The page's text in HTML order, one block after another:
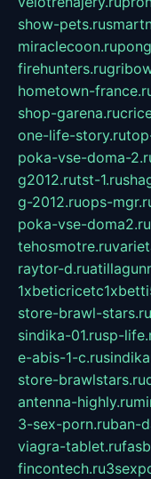
show-pets.ru
miraclecoon.ru
firehunters.ru
hometown-
shop-garena.ru
one-life-story.ru
poka-vse-doma-
g2012.rutst-1.ru
g-2012.ruops-
poka-vse-doma2.ru
tehosmotre.ru
raytor-d.ru
store-brawl-stars.ru
sindika-01.rusp-
e-abis-1-c.ru
store-brawlstars.ru
antenna-highly.ru
3-sex-porn.ruban-
viagra-tablet.ru
fincontech.ru